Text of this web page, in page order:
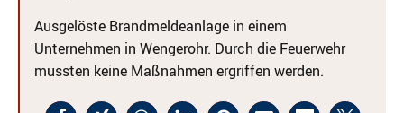
Ausgelöste Brandmeldeanlage in einem
Unternehmen in Wengerohr. Durch die Feuerwehr
mussten keine Maßnahmen ergriffen werden.